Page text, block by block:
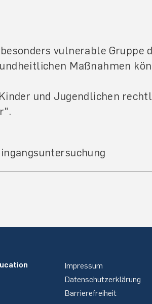
vulnerable Gruppe
Maßnahmen
und Jugendlichen
Impressum
Datenschutzerklärung
Barrierefreiheit